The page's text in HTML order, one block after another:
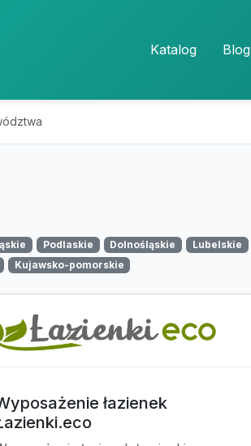
Katalog Blog
Podlaskie Dolnośląskie Lubelskie
Kujawsko-pomorskie
łazienek